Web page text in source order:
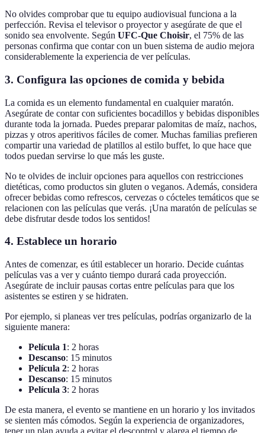
No olvides comprobar que tu equipo audiovisual funciona a la
perfección. Revisa el televisor o proyector y asegúrate de que el
sonido sea envolvente. Según UFC-Que Choisir, el 75% de las
personas confirma que contar con un buen sistema de audio mejora
considerablemente la experiencia de ver películas.
3. Configura las opciones de comida y bebida
La comida es un elemento fundamental en cualquier maratón.
Asegúrate de contar con suficientes bocadillos y bebidas disponibles
durante toda la jornada. Puedes preparar palomitas de maíz, nachos,
pizzas y otros aperitivos fáciles de comer. Muchas familias prefieren
compartir una variedad de platillos al estilo buffet, lo que hace que
todos puedan servirse lo que más les guste.
No te olvides de incluir opciones para aquellos con restricciones
dietéticas, como productos sin gluten o veganos. Además, considera
ofrecer bebidas como refrescos, cervezas o cócteles temáticos que se
relacionen con las películas que verás. ¡Una maratón de películas se
debe disfrutar desde todos los sentidos!
4. Establece un horario
Antes de comenzar, es útil establecer un horario. Decide cuántas
películas vas a ver y cuánto tiempo durará cada proyección.
Asegúrate de incluir pausas cortas entre películas para que los
asistentes se estiren y se hidraten.
Por ejemplo, si planeas ver tres películas, podrías organizarlo de la
siguiente manera:
Película 1: 2 horas
Descanso: 15 minutos
Película 2: 2 horas
Descanso: 15 minutos
Película 3: 2 horas
De esta manera, el evento se mantiene en un horario y los invitados
se sienten más cómodos. Según la experiencia de organizadores,